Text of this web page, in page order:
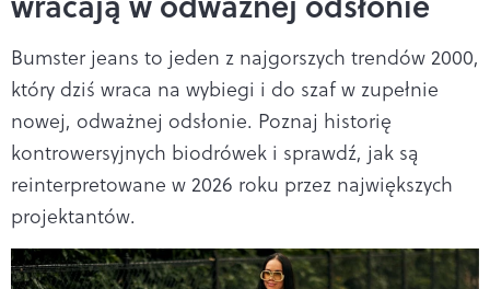
Bumster jeans to jeden z najgorszych trendów 2000,
który dziś wraca na wybiegi i do szaf w zupełnie
nowej, odważnej odsłonie. Poznaj historię
kontrowersyjnych biodrówek i sprawdź, jak są
reinterpretowane w 2026 roku przez największych
projektantów.